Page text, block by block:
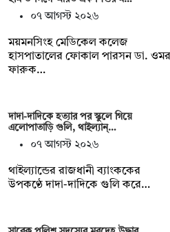
০৭ আগস্ট ২০২৬
ময়মনসিংহ মেডিকেল কলেজ
হাসপাতালের ফোকাল পারসন ডা. ওমর
ফারুক…
দাদা-দাদিকে হত্যার পর স্কুলে গিয়ে
এলোপাতাড়ি গুলি, থাইল্যান্…
০৭ আগস্ট ২০২৬
থাইল্যান্ডের রাজধানী ব্যাংককের
উপকণ্ঠে দাদা-দাদিকে গুলি করে…